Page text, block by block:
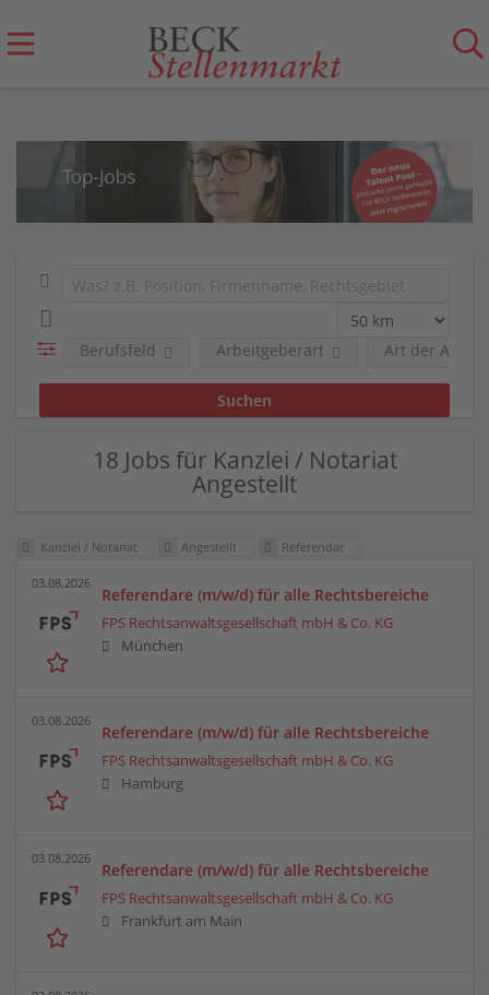
Berufsfeld Arbeitgeberart Art der
18 Jobs für Kanzlei / Notariat
Angestellt
Kanzlei / Notariat Angestellt Referendar
03.08.2026
Referendare (m/w/d) für alle Rechtsbereiche
FPS Rechtsanwaltsgesellschaft mbH & Co. KG
München
03.08.2026
Referendare (m/w/d) für alle Rechtsbereiche
FPS Rechtsanwaltsgesellschaft mbH & Co. KG
Hamburg
03.08.2026
Referendare (m/w/d) für alle Rechtsbereiche
FPS Rechtsanwaltsgesellschaft mbH & Co. KG
Frankfurt am Main